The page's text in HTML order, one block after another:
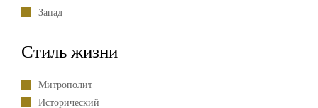
Запад
Стиль жизни
Митрополит
Исторический